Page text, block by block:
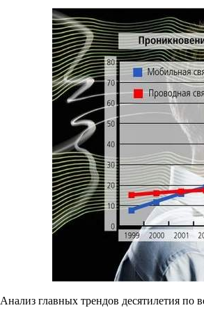
Анализ главных трендов десятилетия по